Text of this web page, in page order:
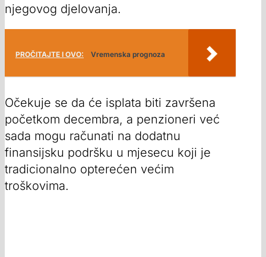
njegovog djelovanja.
PROČITAJTE I OVO: Vremenska prognoza
Očekuje se da će isplata biti završena
početkom decembra, a penzioneri već
sada mogu računati na dodatnu
finansijsku podršku u mjesecu koji je
tradicionalno opterećen većim
troškovima.